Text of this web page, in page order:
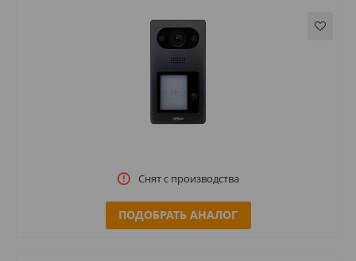
Снят с производства
ПОДОБРАТЬ АНАЛОГ